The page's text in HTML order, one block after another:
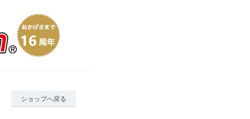
ショップへ戻る